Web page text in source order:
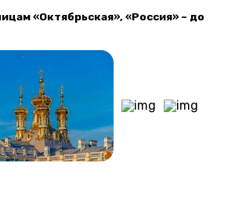
«Октябрьская», «Россия» ~ до